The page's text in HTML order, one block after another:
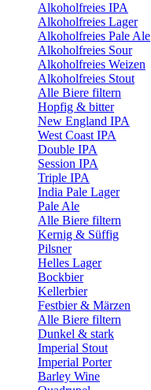
Alkoholfreies IPA
Alkoholfreies Lager
Alkoholfreies Pale Ale
Alkoholfreies Sour
Alkoholfreies Weizen
Alkoholfreies Stout
Alle Biere filtern
Hopfig & bitter
New England IPA
West Coast IPA
Double IPA
Session IPA
Triple IPA
India Pale Lager
Pale Ale
Alle Biere filtern
Kernig & Süffig
Pilsner
Helles Lager
Bockbier
Kellerbier
Festbier & Märzen
Alle Biere filtern
Dunkel & stark
Imperial Stout
Imperial Porter
Barley Wine